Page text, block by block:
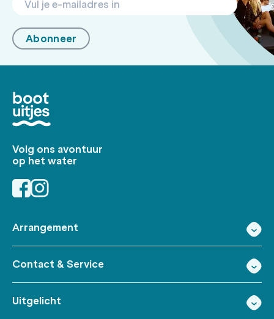
Abonneer
Volg ons avontuur
op het water
Arrangement
Contact & Service
Uitgelicht